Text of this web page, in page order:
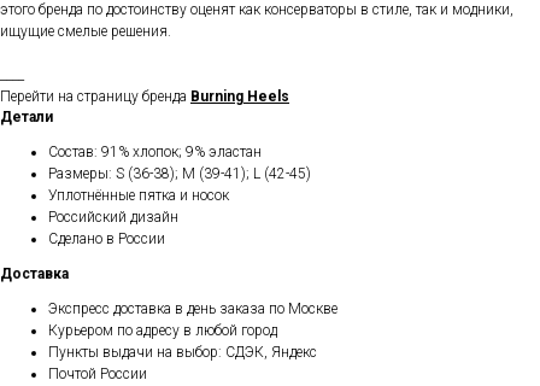
этого бренда по достоинству оценят как консерваторы в стиле, так и модники,
ищущие смелые решения.
Перейти на страницу бренда Burning Heels
Детали
Состав: 91% хлопок; 9% эластан
Размеры: S (36-38); M (39-41); L (42-45)
Уплотнённые пятка и носок
Российский дизайн
Сделано в России
Доставка
Экспресс доставка в день заказа по Москве
Курьером по адресу в любой город
Пункты выдачи на выбор: СДЭК, Яндекс
Почтой России